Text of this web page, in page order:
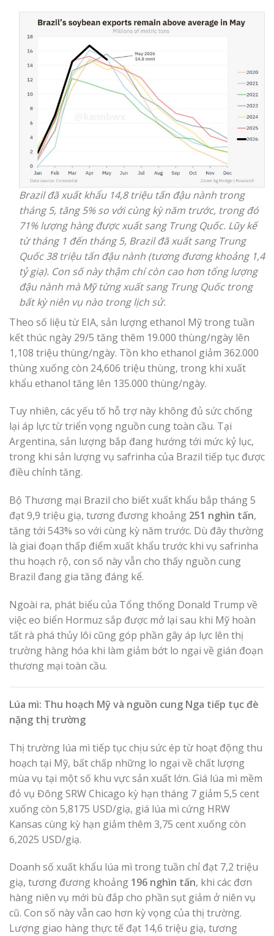
Brazil đã xuất khẩu 14,8 triệu tấn đậu nành trong
tháng 5, tăng 5% so với cùng kỳ năm trước, trong đó
71% lượng hàng được xuất sang Trung Quốc. Lũy kế
từ tháng 1 đến tháng 5, Brazil đã xuất sang Trung
Quốc 38 triệu tấn đậu nành (tương đương khoảng 1,4
tỷ giạ). Con số này thậm chí còn cao hơn tổng lượng
đậu nành mà Mỹ từng xuất sang Trung Quốc trong
bất kỳ niên vụ nào trong lịch sử.
Theo số liệu từ EIA, sản lượng ethanol Mỹ trong tuần
kết thúc ngày 29/5 tăng thêm 19.000 thùng/ngày lên
1,108 triệu thùng/ngày. Tồn kho ethanol giảm 362.000
thùng xuống còn 24,606 triệu thùng, trong khi xuất
khẩu ethanol tăng lên 135.000 thùng/ngày.
Tuy nhiên, các yếu tố hỗ trợ này không đủ sức chống
lại áp lực từ triển vọng nguồn cung toàn cầu. Tại
Argentina, sản lượng bắp đang hướng tới mức kỷ lục,
trong khi sản lượng vụ safrinha của Brazil tiếp tục được
điều chỉnh tăng.
Bộ Thương mại Brazil cho biết xuất khẩu bắp tháng 5
đạt 9,9 triệu giạ, tương đương khoảng 251 nghìn tấn,
tăng tới 543% so với cùng kỳ năm trước. Dù đây thường
là giai đoạn thấp điểm xuất khẩu trước khi vụ safrinha
thu hoạch rộ, con số này vẫn cho thấy nguồn cung
Brazil đang gia tăng đáng kể.
Ngoài ra, phát biểu của Tổng thống Donald Trump về
việc eo biển Hormuz sắp được mở lại sau khi Mỹ hoàn
tất rà phá thủy lôi cũng góp phần gây áp lực lên thị
trường hàng hóa khi làm giảm bớt lo ngại về gián đoạn
thương mại toàn cầu.
Lúa mì: Thu hoạch Mỹ và nguồn cung Nga tiếp tục đè
nặng thị trường
Thị trường lúa mì tiếp tục chịu sức ép từ hoạt động thu
hoạch tại Mỹ, bất chấp những lo ngại về chất lượng
mùa vụ tại một số khu vực sản xuất lớn. Giá lúa mì mềm
đỏ vụ Đông SRW Chicago kỳ hạn tháng 7 giảm 5,5 cent
xuống còn 5,8175 USD/giạ, giá lúa mì cứng HRW
Kansas cùng kỳ hạn giảm thêm 3,75 cent xuống còn
6,2025 USD/giạ.
Doanh số xuất khẩu lúa mì trong tuần chỉ đạt 7,2 triệu
giạ, tương đương khoảng 196 nghìn tấn, khi các đơn
hàng niên vụ mới bù đắp cho phần sụt giảm ở niên vụ
cũ. Con số này vẫn cao hơn kỳ vọng của thị trường.
Lượng giao hàng thực tế đạt 14,6 triệu giạ, tương